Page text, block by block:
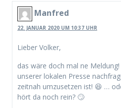
Manfred
22. JANUAR 2020 UM 10:37 UHR
Lieber Volker,
das wäre doch mal ne
unserer lokalen Presse
zeitnah umzusetzen ist! 😆 …
hört da noch rein? 🙄